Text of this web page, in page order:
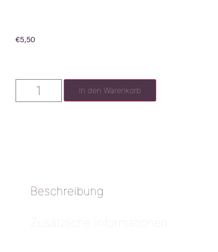
€5,50
In den Warenkorb
Beschreibung
Zusätzliche Informationen